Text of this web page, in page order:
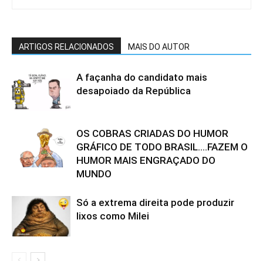
ARTIGOS RELACIONADOS MAIS DO AUTOR
A façanha do candidato mais
desapoiado da República
OS COBRAS CRIADAS DO HUMOR
GRÁFICO DE TODO BRASIL….FAZEM O
HUMOR MAIS ENGRAÇADO DO
MUNDO
Só a extrema direita pode produzir
lixos como Milei